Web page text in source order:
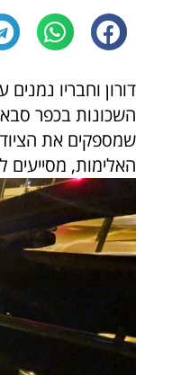
דורון וחבריו
השכונות בכפר סבא
שמספקים את
האלימות, מסייעים